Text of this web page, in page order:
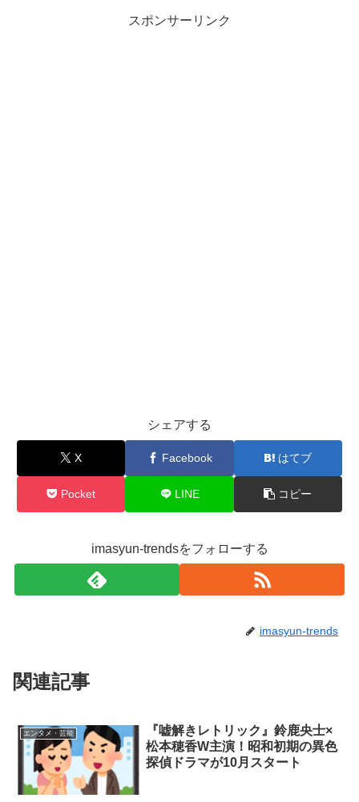
スポンサーリンク
シェアする
X Facebook はてブ
Pocket LINE コピー
imasyun-trendsをフォローする
imasyun-trends
関連記事
エンタメ・芸能
『嘘解きレトリック』鈴鹿央士×
松本穂香W主演！昭和初期の異色
探偵ドラマが10月スタート